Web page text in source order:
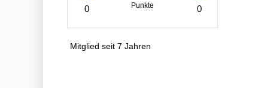
0 Punkte 0
Mitglied seit 7 Jahren